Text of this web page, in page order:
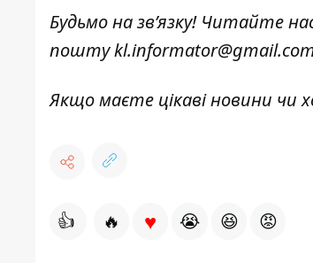
Будьмо на зв’язку! Читайте
пошту
Якщо маєте цікаві новини
👍 🔥 ♥ 😭 😆 😡